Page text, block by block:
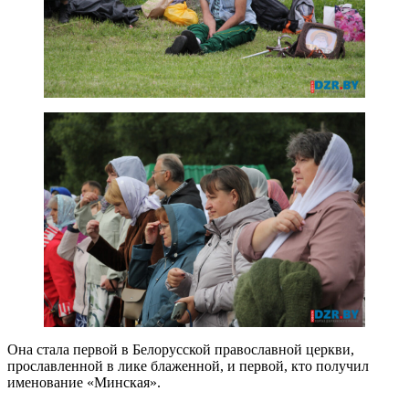
Она стала первой в Белорусской православной церкви,
прославленной в лике блаженной, и первой, кто получил
именование «Минская».